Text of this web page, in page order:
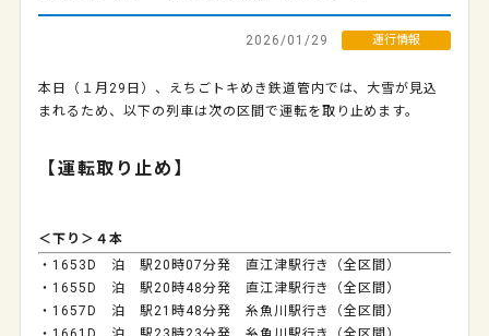
2026/01/29 運行情報
本日（１月29日）、えちごトキめき鉄道管内では、大雪が見込
まれるため、以下の列車は次の区間で運転を取り止めます。
【運転取り止め】
＜下り＞４本
・1653D 泊 駅20時07分発 直江津駅行き（全区間）
・1655D 泊 駅20時48分発 直江津駅行き（全区間）
・1657D 泊 駅21時48分発 糸魚川駅行き（全区間）